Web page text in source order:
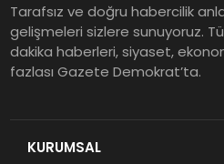
Tarafsız ve doğru habercilik
gelişmeleri sizlere sunuyoruz.
dakika haberleri, siyaset,
fazlası Gazete Demokrat’ta.
KURUMSAL